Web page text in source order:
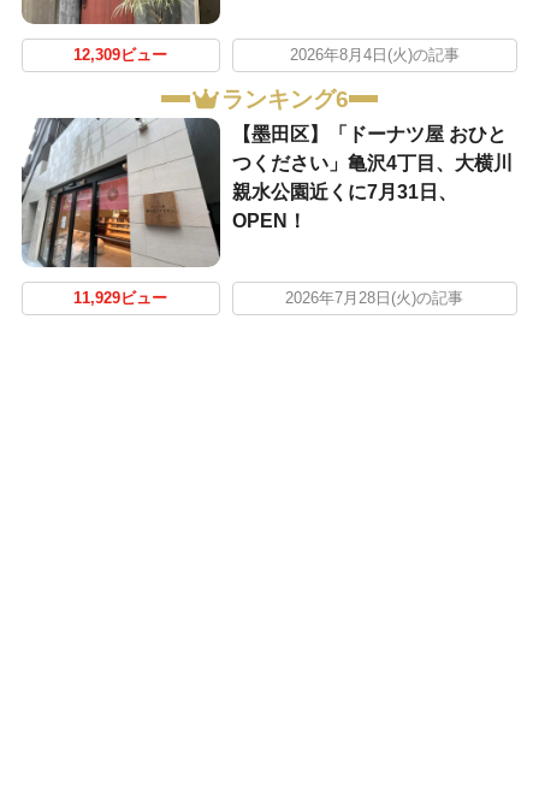
12,309ビュー 2026年8月4日(火)の記事
ランキング6
【墨田区】「ドーナツ屋 おひと
つください」亀沢4丁目、大横川
親水公園近くに7月31日、
OPEN！
11,929ビュー 2026年7月28日(火)の記事